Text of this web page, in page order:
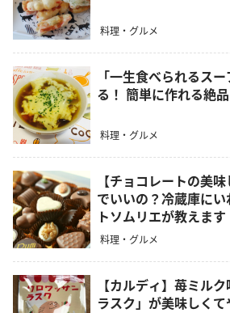
料理・グルメ
「一生食べられるス
る！ 簡単に作れる絶
料理・グルメ
【チョコレートの美
でいいの？冷蔵庫に
トソムリエが教えます
料理・グルメ
【カルディ】苺ミル
ラスク」が美味しく